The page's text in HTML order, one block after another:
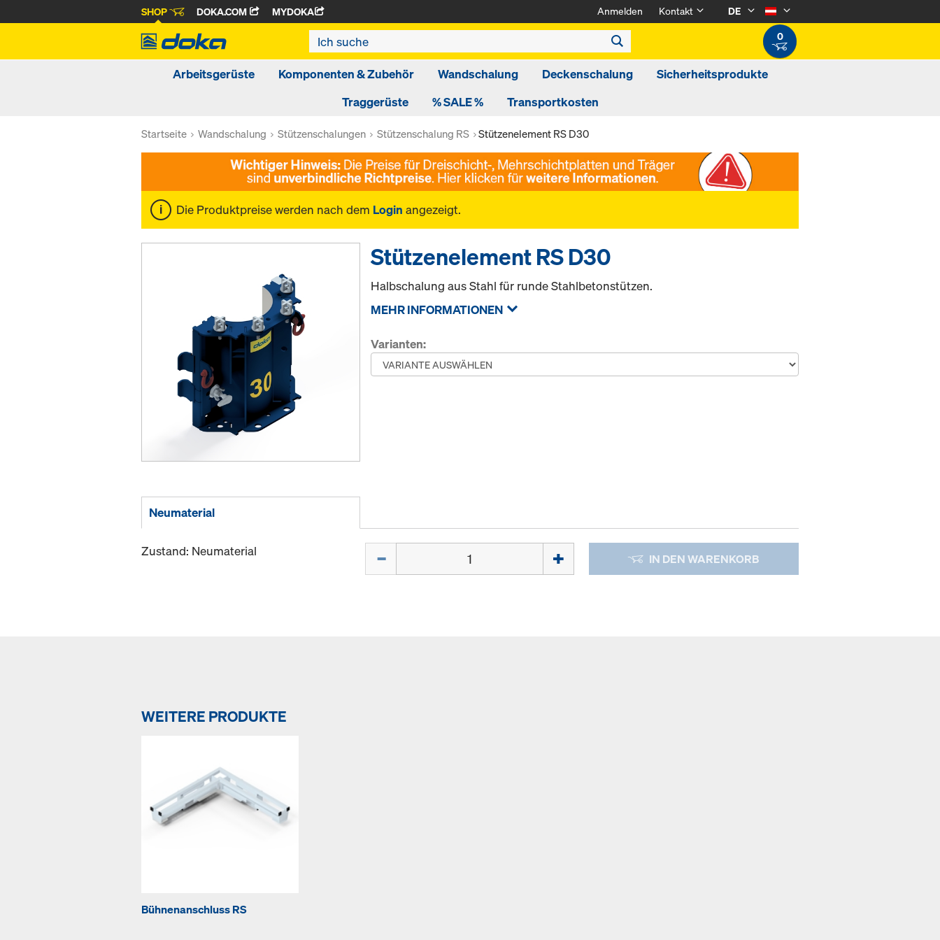
SHOP DOKA.COM MYDOKA Anmelden Kontakt
DE
0
Arbeitsgerüste Komponenten & Zubehör Wandschalung Deckenschalung
Sicherheitsprodukte
Traggerüste
% SALE % Transportkosten
Startseite Wandschalung Stützenschalungen Stützenschalung RS Stützenelement RS D30
Die Produktpreise werden nach dem Login angezeigt.
Stützenelement RS D30
Halbschalung aus Stahl für runde Stahlbetonstützen.
MEHR INFORMATIONEN
Varianten:
Neumaterial
Zustand: Neumaterial IN DEN WARENKORB
WEITERE PRODUKTE
Bühnenanschluss RS